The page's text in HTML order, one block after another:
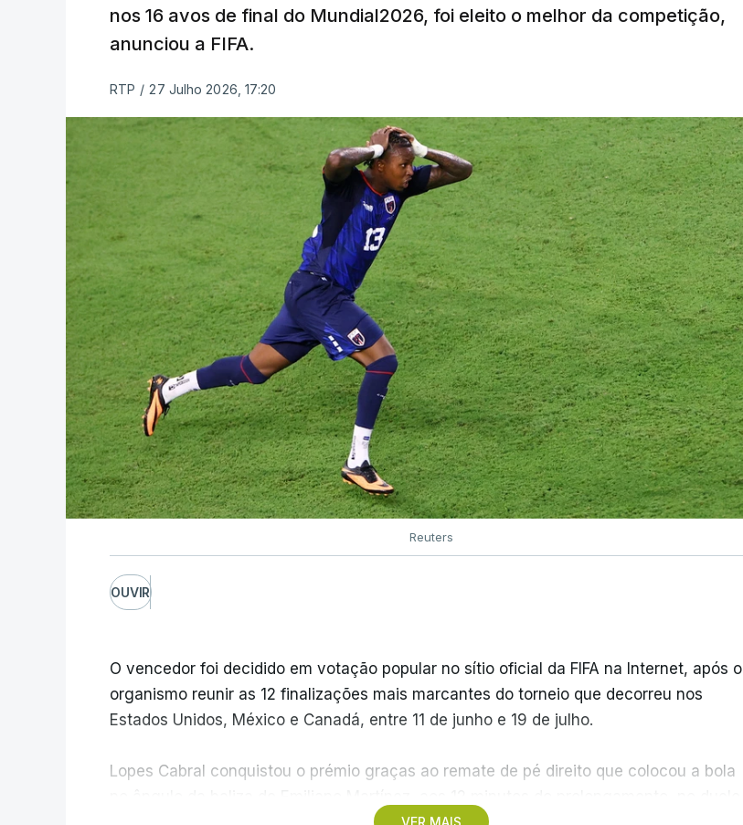
nos 16 avos de final do Mundial2026, foi eleito o melhor da competição,
anunciou a FIFA.
RTP / 27 Julho 2026, 17:20
Reuters
OUVIR
O vencedor foi decidido em votação popular no sítio oficial da FIFA na Internet, após o
organismo reunir as 12 finalizações mais marcantes do torneio que decorreu nos
Estados Unidos, México e Canadá, entre 11 de junho e 19 de julho.
Lopes Cabral conquistou o prémio graças ao remate de pé direito que colocou a bola